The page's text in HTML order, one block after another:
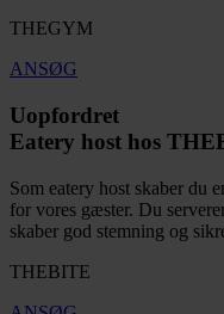
THEGYM
ANSØG
Uopfordret
Eatery host hos
Som eatery host skaber du
for vores gæster. Du
skaber god stemning og
THEBITE